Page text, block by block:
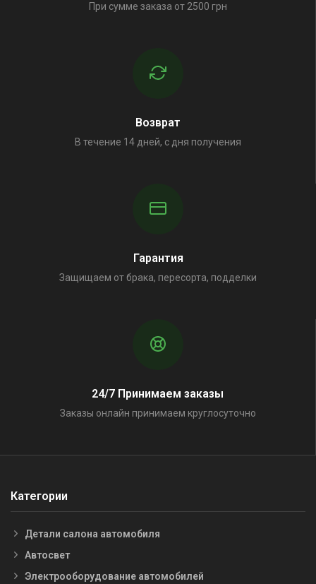
При сумме заказа от 2500 грн
Возврат
В течение 14 дней, с дня получения
Гарантия
Защищаем от брака, пересорта, подделки
24/7 Принимаем заказы
Заказы онлайн принимаем круглосуточно
Категории
Детали салона автомобиля
Автосвет
Электрооборудование автомобилей